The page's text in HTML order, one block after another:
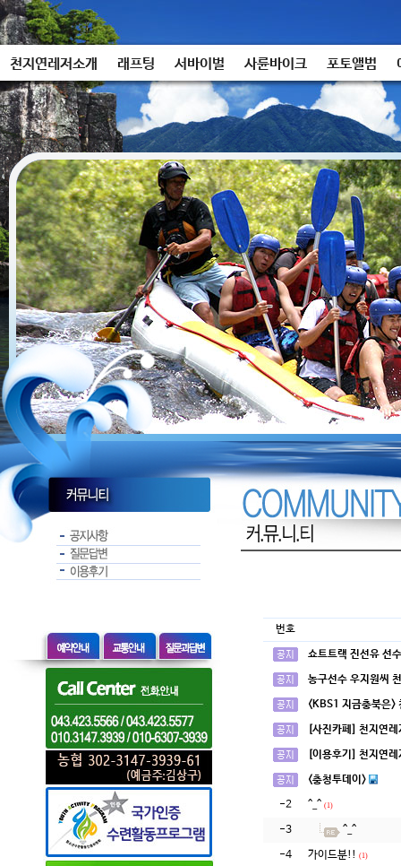
천지연레저소개 래프팅 서바이벌 사륜바이크 포토앨범
번호
쇼트트랙 진선유 선
농구선수 우지원씨
<KBS1 지금충북은>
[사진카페] 천지연
[이용후기] 천지연
<충청투데이>
-2
^_^ (1)
-3
^_^
-4
가이드분!! (1)